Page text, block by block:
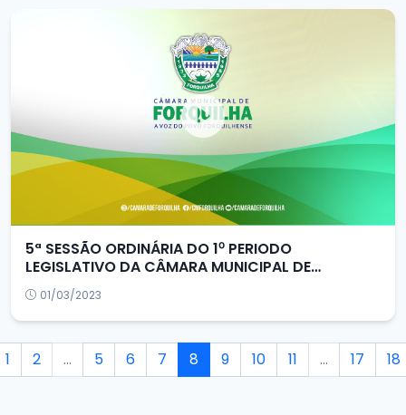
5ª SESSÃO ORDINÁRIA DO 1⁰ PERIODO
LEGISLATIVO DA CÂMARA MUNICIPAL DE
FORQUILHA/CE
01/03/2023
1 2 ... 5 6 7 8 9 10 11 ... 17 18